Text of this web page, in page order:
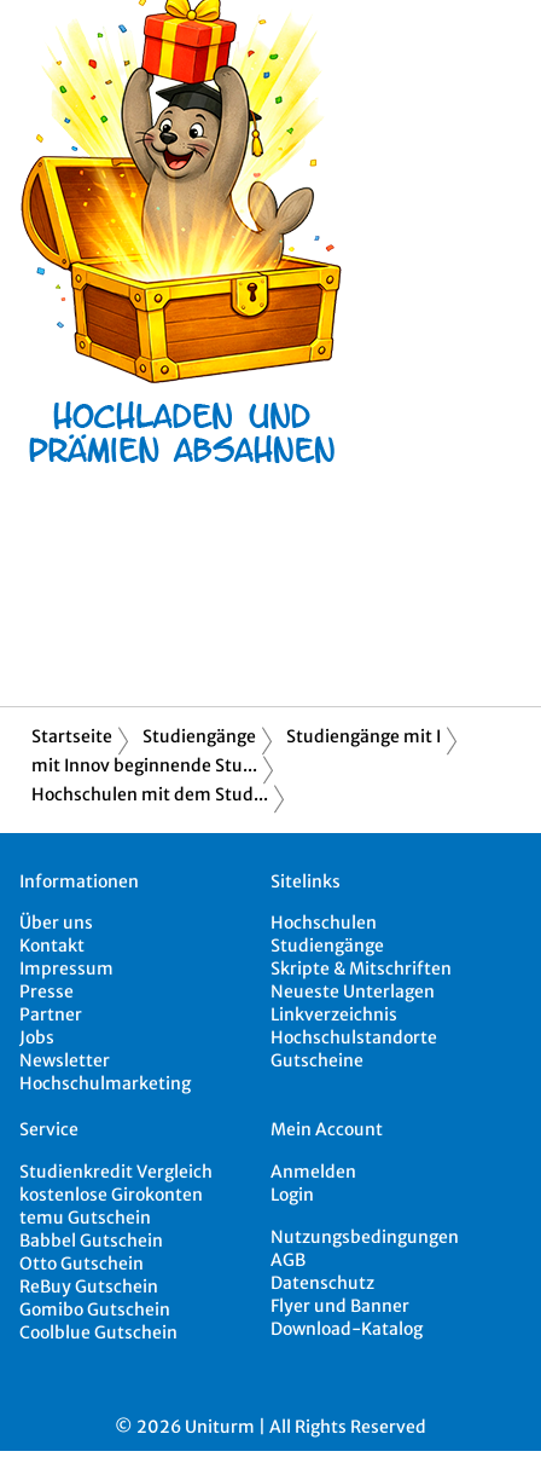
Startseite Studiengänge
Studiengänge mit I
mit Innov beginnende Stu...
Hochschulen mit dem Stud...
Informationen
Über uns
Kontakt
Impressum
Presse
Partner
Jobs
Newsletter
Hochschulmarketing
Sitelinks
Hochschulen
Studiengänge
Skripte & Mitschriften
Neueste Unterlagen
Linkverzeichnis
Hochschulstandorte
Gutscheine
Service
Studienkredit Vergleich
kostenlose Girokonten
temu Gutschein
Babbel Gutschein
Otto Gutschein
ReBuy Gutschein
Gomibo Gutschein
Coolblue Gutschein
Mein Account
Anmelden
Login
Nutzungsbedingungen
AGB
Datenschutz
Flyer und Banner
Download-Katalog
© 2026 Uniturm | All Rights Reserved